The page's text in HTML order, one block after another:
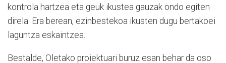
kontrola hartzea eta geuk ikustea gauzak ondo egiten
direla. Era berean, ezinbestekoa ikusten dugu bertakoei
laguntza eskaintzea.
Bestalde, Oletako proiektuari buruz esan behar da oso